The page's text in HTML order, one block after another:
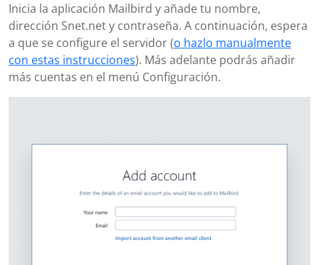
Inicia la aplicación Mailbird y añade tu nombre,
dirección Snet.net y contraseña. A continuación, espera
a que se configure el servidor (o hazlo manualmente
con estas instrucciones). Más adelante podrás añadir
más cuentas en el menú Configuración.